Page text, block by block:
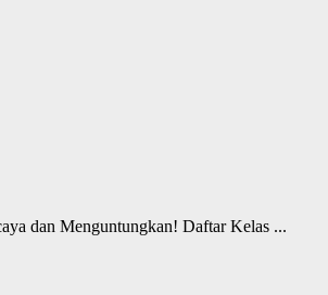
dan Menguntungkan! Daftar Kelas ...